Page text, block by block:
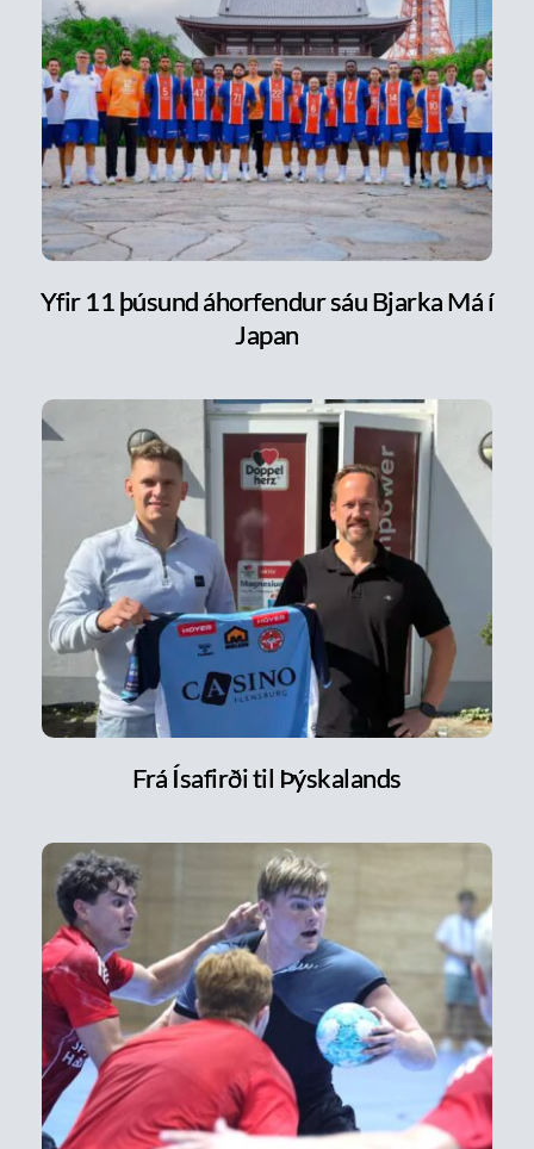
Yfir 11 þúsund áhorfendur sáu Bjarka Má í
Japan
Frá Ísafirði til Þýskalands